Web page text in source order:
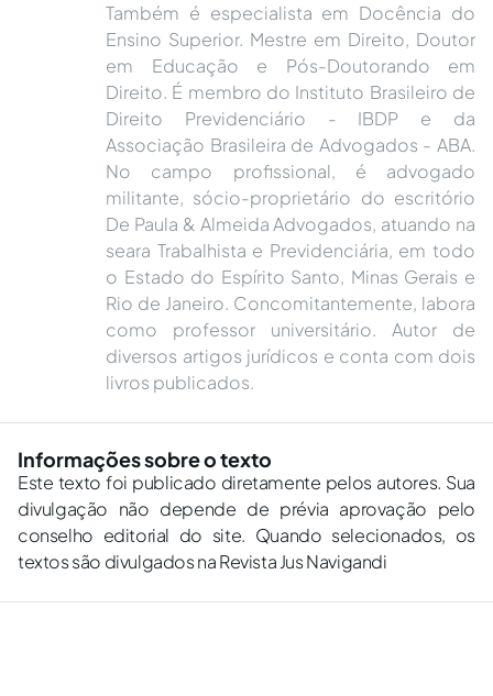
Também é especialista em Docência do
Ensino Superior. Mestre em Direito, Doutor
em Educação e Pós-Doutorando em
Direito. É membro do Instituto Brasileiro de
Direito Previdenciário - IBDP e da
Associação Brasileira de Advogados - ABA.
No campo profissional, é advogado
militante, sócio-proprietário do escritório
De Paula & Almeida Advogados, atuando na
seara Trabalhista e Previdenciária, em todo
o Estado do Espírito Santo, Minas Gerais e
Rio de Janeiro. Concomitantemente, labora
como professor universitário. Autor de
diversos artigos jurídicos e conta com dois
livros publicados.
Informações sobre o texto
Este texto foi publicado diretamente pelos autores. Sua
divulgação não depende de prévia aprovação pelo
conselho editorial do site. Quando selecionados, os
textos são divulgados na Revista Jus Navigandi